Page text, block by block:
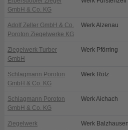
GmbH & Co. KG
Adolf Zeller GmbH & Co.
Poroton Ziegelwerke KG
Werk Alzenau
Ziegelwerk Turber
GmbH
Werk Pförring
Schlagmann Poroton
GmbH & Co. KG
Werk Rötz
Schlagmann Poroton
GmbH & Co. KG
Werk Aichach
Ziegelwerk
Werk Balzhausen